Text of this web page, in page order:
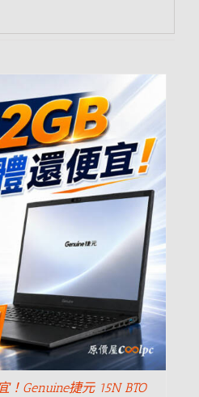
！Genuine捷元 15N BTO